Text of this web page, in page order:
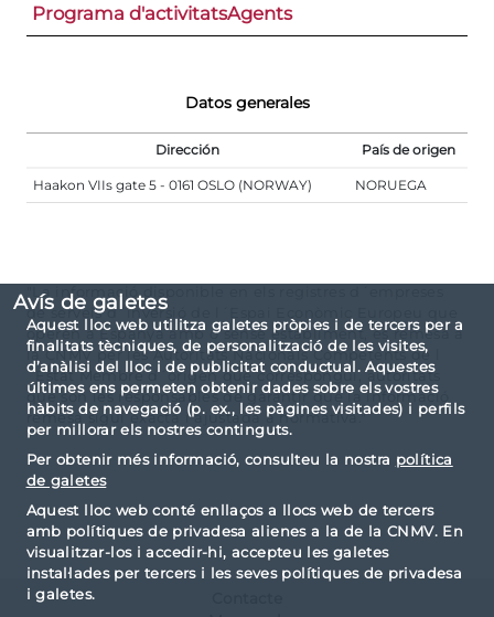
Avís de galetes
Aquest lloc web utilitza galetes pròpies i de tercers per a
finalitats tècniques, de personalització de les visites,
d’anàlisi del lloc i de publicitat conductual. Aquestes
últimes ens permeten obtenir dades sobre els vostres
hàbits de navegació (p. ex., les pàgines visitades) i perfils
per millorar els nostres continguts.
Per obtenir més informació, consulteu la nostra política
de galetes
Aquest lloc web conté enllaços a llocs web de tercers
amb polítiques de privadesa alienes a la de la CNMV. En
visualitzar-los i accedir-hi, accepteu les galetes
instal·lades per tercers i les seves polítiques de privadesa
i galetes.
Programa d'activitatsAgents
Datos generales
Dirección País de origen
Haakon VIIs gate 5 - 0161 OSLO (NORWAY) NORUEGA
"La informació disponible en els registres d´empreses
de serveis d´inversió de l´Espai Econòmic Europeu que
operen a Espanya amb o sense establiment, és remesa a
la CNMV per les Autoritats Nacionals Competents de l
´Estat Membre d´origen que correspongui, autoritats
que són les responsables de garantir que la informació
remesa sigui exacta i ajustada a normativa."